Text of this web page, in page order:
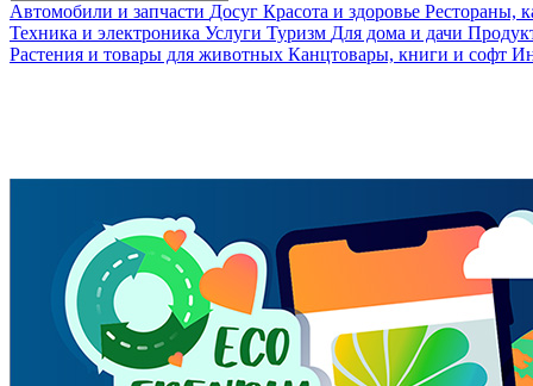
Автомобили и запчасти Досуг Красота и здоровье Рестораны,
Техника и электроника Услуги Туризм Для дома и дачи
Растения и товары для животных Канцтовары, книги и софт